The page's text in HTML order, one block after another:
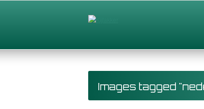
Images tagged